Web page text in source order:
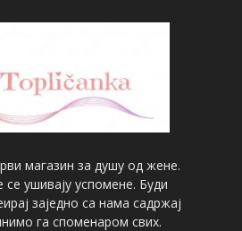
магазин за душу од жене.
ушивају успомене. Буди
заједно са нама садржај
га споменаром свих.